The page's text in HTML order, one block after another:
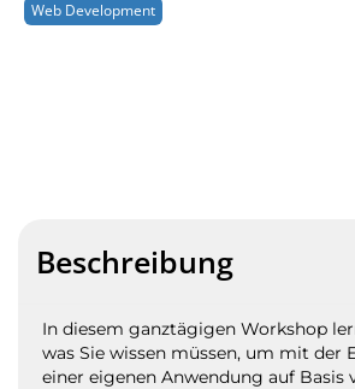
Web Development
Beschreibung
In diesem ganztägigen Workshop
was Sie wissen müssen, um mit der
einer eigenen Anwendung auf Basis